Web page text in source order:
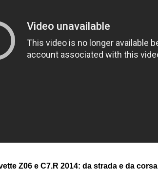
Z06 e C7.R 2014: da strada e da corsa